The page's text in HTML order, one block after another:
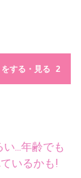
する・見る
...年齢でも
いるかも!